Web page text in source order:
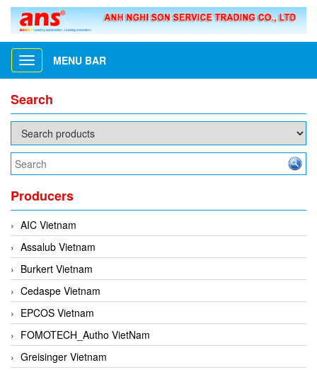
Toggle
navigation
MENU BAR
Search
Producers
AIC Vietnam
Assalub Vietnam
Burkert Vietnam
Cedaspe Vietnam
EPCOS Vietnam
FOMOTECH_Autho VietNam
Greisinger Vietnam